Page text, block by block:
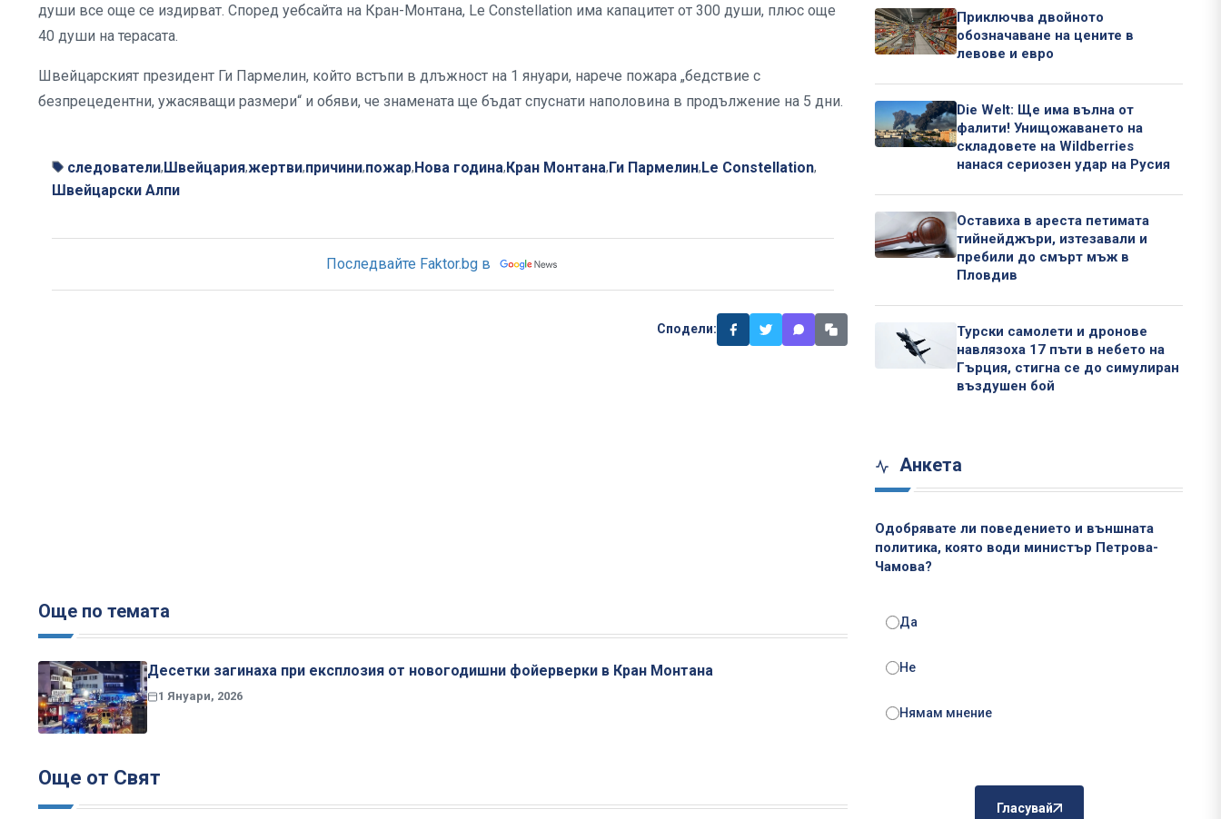
души все още се издирват. Според уебсайта на Кран-Монтана, Le Constellation има капацитет от 300 души, плюс още
40 души на терасата.
Швейцарският президент Ги Пармелин, който встъпи в длъжност на 1 януари, нарече пожара „бедствие с
безпрецедентни, ужасяващи размери“ и обяви, че знамената ще бъдат спуснати наполовина в продължение на 5 дни.
следователи,Швейцария,жертви,причини,пожар,Нова година,Кран Монтана,Ги Пармелин,Le Constellation,
Швейцарски Алпи
Последвайте Faktor.bg в
Сподели:
Още по темата
Десетки загинаха при експлозия от новогодишни фойерверки в Кран Монтана
1 Януари, 2026
Още от Свят
Приключва двойното
обозначаване на цените в
левове и евро
Die Welt: Ще има вълна от
фалити! Унищожаването на
складовете на Wildberries
нанася сериозен удар на Русия
Оставиха в ареста петимата
тийнейджъри, изтезавали и
пребили до смърт мъж в
Пловдив
Турски самолети и дронове
навлязоха 17 пъти в небето на
Гърция, стигна се до симулиран
въздушен бой
Анкета
Одобрявате ли поведението и външната
политика, която води министър Петрова-
Чамова?
Да
Не
Нямам мнение
Гласувай